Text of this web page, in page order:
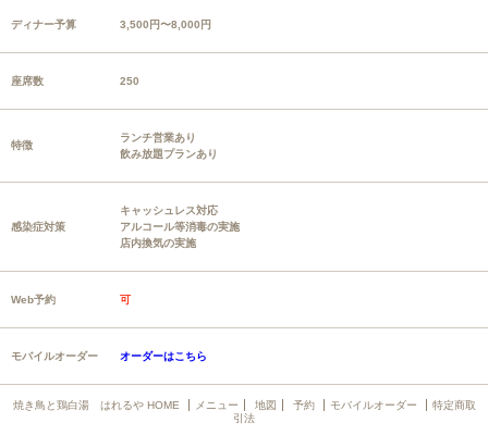
ディナー予算 3,500円〜8,000円
座席数 250
特徴
ランチ営業あり
飲み放題プランあり
感染症対策
キャッシュレス対応
アルコール等消毒の実施
店内換気の実施
Web予約 可
モバイルオーダー オーダーはこちら
焼き鳥と鶏白湯 はれるや HOME メニュー 地図 予約 モバイルオーダー
特定商取
引法